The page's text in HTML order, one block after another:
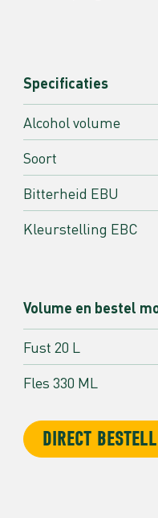
Specificaties
Alcohol volume
Soort
Bitterheid EBU
Kleurstelling EBC
Volume en bestel
Fust 20 L
Fles 330 ML
DIRECT